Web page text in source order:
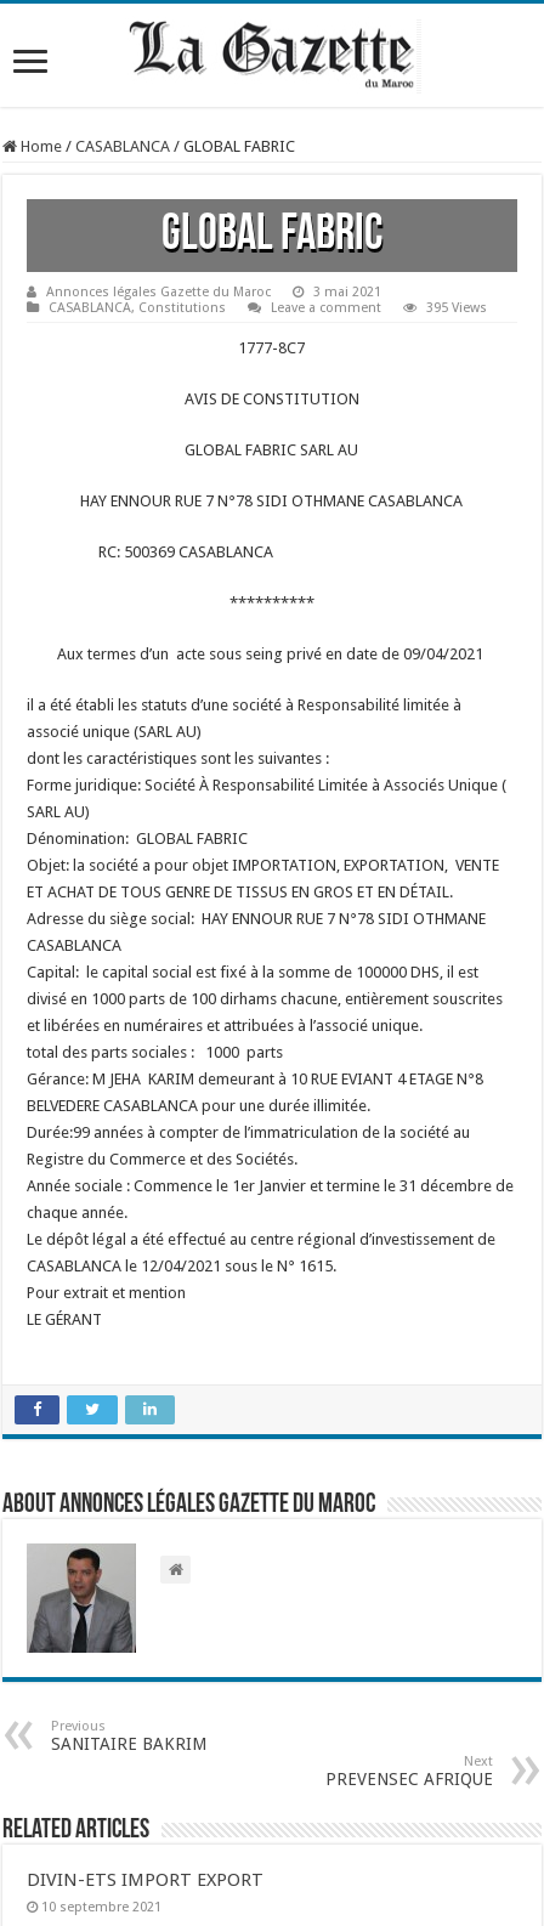
Home / CASABLANCA / GLOBAL FABRIC
GLOBAL FABRIC
Annonces légales Gazette du Maroc
3 mai 2021
CASABLANCA, Constitutions Leave a comment 395 Views
1777-8C7
AVIS DE CONSTITUTION
GLOBAL FABRIC SARL AU
HAY ENNOUR RUE 7 N°78 SIDI OTHMANE CASABLANCA
RC: 500369 CASABLANCA
**********
Aux termes d’un acte sous seing privé en date de 09/04/2021
il a été établi les statuts d’une société à Responsabilité limitée à
associé unique (SARL AU)
dont les caractéristiques sont les suivantes :
Forme juridique: Société À Responsabilité Limitée à Associés Unique (
SARL AU)
Dénomination: GLOBAL FABRIC
Objet: la société a pour objet IMPORTATION, EXPORTATION, VENTE
ET ACHAT DE TOUS GENRE DE TISSUS EN GROS ET EN DÉTAIL.
Adresse du siège social: HAY ENNOUR RUE 7 N°78 SIDI OTHMANE
CASABLANCA
Capital: le capital social est fixé à la somme de 100000 DHS, il est
divisé en 1000 parts de 100 dirhams chacune, entièrement souscrites
et libérées en numéraires et attribuées à l’associé unique.
total des parts sociales : 1000 parts
Gérance: M JEHA KARIM demeurant à 10 RUE EVIANT 4 ETAGE N°8
BELVEDERE CASABLANCA pour une durée illimitée.
Durée:99 années à compter de l’immatriculation de la société au
Registre du Commerce et des Sociétés.
Année sociale : Commence le 1er Janvier et termine le 31 décembre de
chaque année.
Le dépôt légal a été effectué au centre régional d’investissement de
CASABLANCA le 12/04/2021 sous le N° 1615.
Pour extrait et mention
LE GÉRANT
About Annonces légales Gazette du Maroc
Previous
SANITAIRE BAKRIM
Next
PREVENSEC AFRIQUE
Related Articles
DIVIN-ETS IMPORT EXPORT
10 septembre 2021